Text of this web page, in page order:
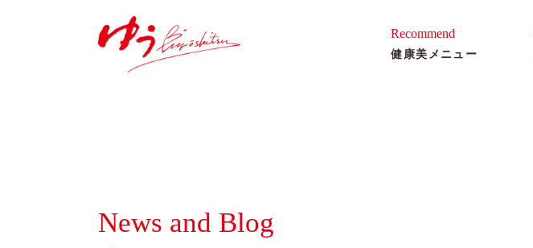
ゆう美容室
Recommend
健康美メニュー
News and Blog